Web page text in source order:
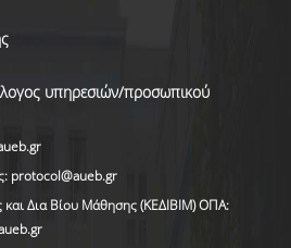
υπηρεσιών/προσωπικού
protocol@aueb.gr
και Δια Βίου Μάθησης (ΚΕΔΙΒΙΜ) ΟΠΑ: